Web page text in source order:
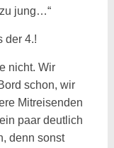
jung…“
der 4.!
nicht. Wir
schon, wir
Mitreisenden
paar deutlich
denn sonst